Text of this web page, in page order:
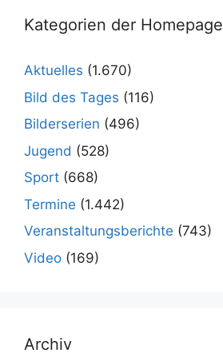
Kategorien der Homepage
Aktuelles (1.670)
Bild des Tages (116)
Bilderserien (496)
Jugend (528)
Sport (668)
Termine (1.442)
Veranstaltungsberichte (743)
Video (169)
Archiv